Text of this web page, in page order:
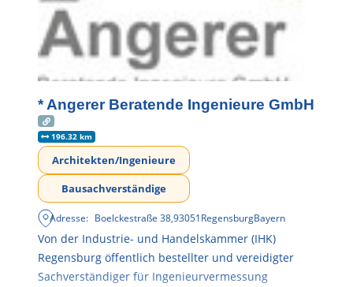
* Angerer Beratende Ingenieure GmbH
196.32 km
Architekten/Ingenieure
Bausachverständige
Adresse: Boelckestraße 38,93051RegensburgBayern
Von der Industrie- und Handelskammer (IHK)
Regensburg öffentlich bestellter und vereidigter
Sachverständiger für Ingenieurvermessung